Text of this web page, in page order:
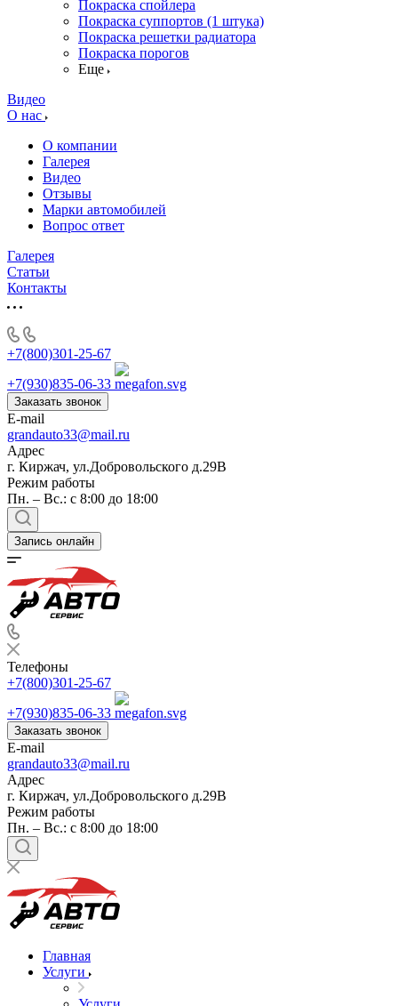
Покраска спойлера
Покраска суппортов (1 штука)
Покраска решетки радиатора
Покраска порогов
Еще
Видео
О нас
О компании
Галерея
Видео
Отзывы
Марки автомобилей
Вопрос ответ
Галерея
Статьи
Контакты
+7(800)301-25-67
+7(930)835-06-33
Заказать звонок
E-mail
grandauto33@mail.ru
Адрес
г. Киржач, ул.Добровольского д.29В
Режим работы
Пн. – Вс.: с 8:00 до 18:00
Запись онлайн
Телефоны
+7(800)301-25-67
+7(930)835-06-33
Заказать звонок
E-mail
grandauto33@mail.ru
Адрес
г. Киржач, ул.Добровольского д.29В
Режим работы
Пн. – Вс.: с 8:00 до 18:00
Главная
Услуги